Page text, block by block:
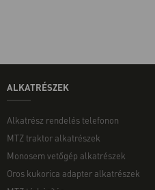
ALKATRÉSZEK
Alkatrész rendelés telefonon
MTZ traktor alkatrészek
Monosem vetőgép alkatrészek
Oros kukorica adapter alkatrészek